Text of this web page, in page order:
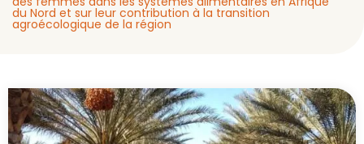
du Nord et sur leur contribution à la transition
agroécologique de la région